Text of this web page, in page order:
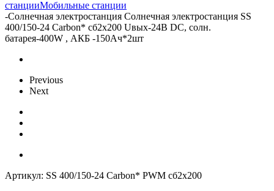
станцииМобильные станции
-Солнечная электростанция Солнечная электростанция SS
400/150-24 Carbon* сб2x200 Uвых-24В DC, солн.
батарея-400W , АКБ -150Aч*2шт
Previous
Next
Артикул: SS 400/150-24 Carbon* PWM сб2x200